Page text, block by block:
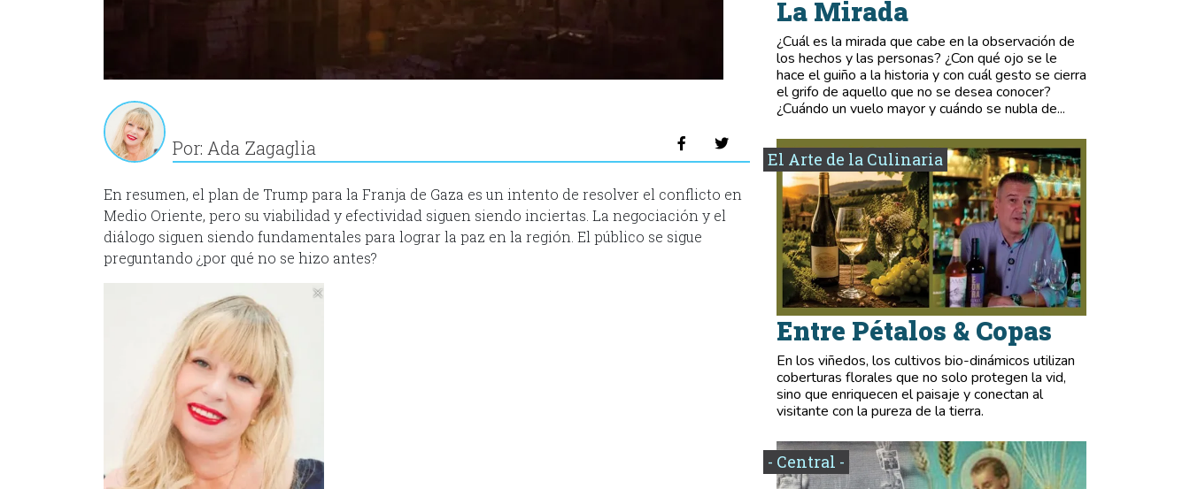
Por: Ada Zagaglia
En resumen, el plan de Trump para la Franja de Gaza es un intento de resolver el conflicto en
Medio Oriente, pero su viabilidad y efectividad siguen siendo inciertas. La negociación y el
diálogo siguen siendo fundamentales para lograr la paz en la región. El público se sigue
preguntando ¿por qué no se hizo antes?
La Mirada
¿Cuál es la mirada que cabe en la observación de
los hechos y las personas? ¿Con qué ojo se le
hace el guiño a la historia y con cuál gesto se cierra
el grifo de aquello que no se desea conocer?
¿Cuándo un vuelo mayor y cuándo se nubla de...
El Arte de la Culinaria
Entre Pétalos & Copas
En los viñedos, los cultivos bio-dinámicos utilizan
coberturas florales que no solo protegen la vid,
sino que enriquecen el paisaje y conectan al
visitante con la pureza de la tierra.
- Central -